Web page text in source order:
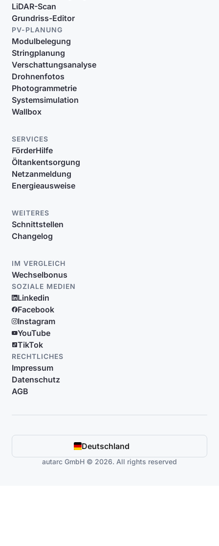
LiDAR-Scan
Grundriss-Editor
PV-PLANUNG
Modulbelegung
Stringplanung
Verschattungsanalyse
Drohnenfotos
Photogrammetrie
Systemsimulation
Wallbox
SERVICES
FörderHilfe
Öltankentsorgung
Netzanmeldung
Energieausweise
WEITERES
Schnittstellen
Changelog
IM VERGLEICH
Wechselbonus
SOZIALE MEDIEN
Linkedin
Facebook
Instagram
YouTube
TikTok
RECHTLICHES
Impressum
Datenschutz
AGB
Deutschland
autarc GmbH © 2026. All rights reserved